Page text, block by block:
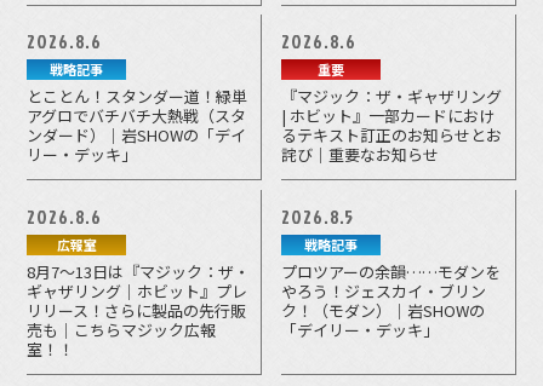
2026.8.6
戦略記事
とことん！スタンダー道！緑単
アグロでバチバチ大熱戦（スタ
ンダード）｜岩SHOWの「デイ
リー・デッキ」
2026.8.6
重要
『マジック：ザ・ギャザリング
| ホビット』一部カードにおけ
るテキスト訂正のお知らせとお
詫び｜重要なお知らせ
2026.8.6
広報室
8月7～13日は『マジック：ザ・
ギャザリング｜ホビット』プレ
リリース！さらに製品の先行販
売も｜こちらマジック広報
室！！
2026.8.5
戦略記事
プロツアーの余韻……モダンを
やろう！ジェスカイ・ブリン
ク！（モダン）｜岩SHOWの
「デイリー・デッキ」